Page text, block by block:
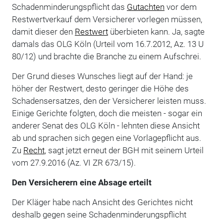
Schadenminderungspflicht das Gutachten vor dem
Restwertverkauf dem Versicherer vorlegen müssen,
damit dieser den Restwertüberbieten kann. Ja, sagte
damals das OLG Köln (Urteil vom 16.7.2012, Az. 13 U
80/12) und brachte die Branche zu einem Aufschrei.
Der Grund dieses Wunsches liegt auf der Hand: je
höher der Restwert, desto geringer die Höhe des
Schadensersatzes, den der Versicherer leisten muss.
Einige Gerichte folgten, doch die meisten - sogar ein
anderer Senat des OLG Köln - lehnten diese Ansicht
ab und sprachen sich gegen eine Vorlagepflicht aus.
Zu Recht, sagt jetzt erneut der BGH mit seinem Urteil
vom 27.9.2016 (Az. VI ZR 673/15).
Den Versicherern eine Absage erteilt
Der Kläger habe nach Ansicht des Gerichtes nicht
deshalb gegen seine Schadenminderungspflicht